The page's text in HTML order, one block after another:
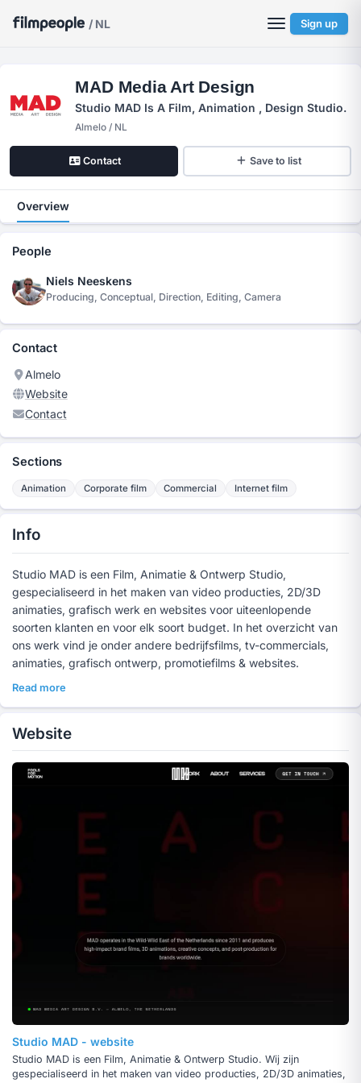
/ NL Sign up
MAD Media Art Design
Studio MAD Is A Film, Animation , Design Studio.
Almelo / NL
Contact Save to list
Overview
People
Niels Neeskens
Producing, Conceptual, Direction, Editing, Camera
Contact
Almelo
Website
Contact
Sections
Animation Corporate film Commercial Internet film
Info
Studio MAD is een Film, Animatie & Ontwerp Studio,
gespecialiseerd in het maken van video producties, 2D/3D
animaties, grafisch werk en websites voor uiteenlopende
soorten klanten en voor elk soort budget. In het overzicht van
ons werk vind je onder andere bedrijfsfilms, tv-commercials,
animaties, grafisch ontwerp, promotiefilms & websites.
Read more
Website
Studio MAD - website
Studio MAD is een Film, Animatie & Ontwerp Studio. Wij zijn
gespecialiseerd in het maken van video producties, 2D/3D animaties,